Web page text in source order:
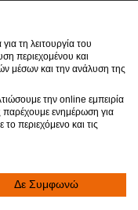
τη λειτουργία του
περιεχομένου και
μέσων και την ανάλυση της
την online εμπειρία
παρέχουμε ενημέρωση για
περιεχόμενο και τις
Δε Συμφωνώ